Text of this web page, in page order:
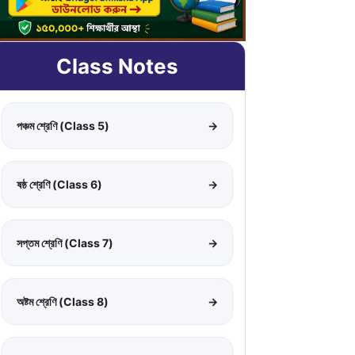
Class Notes
পঞ্চম শ্রেণি (Class 5) →
ষষ্ঠ শ্রেণি (Class 6) →
সপ্তম শ্রেণি (Class 7) →
অষ্টম শ্রেণি (Class 8) →